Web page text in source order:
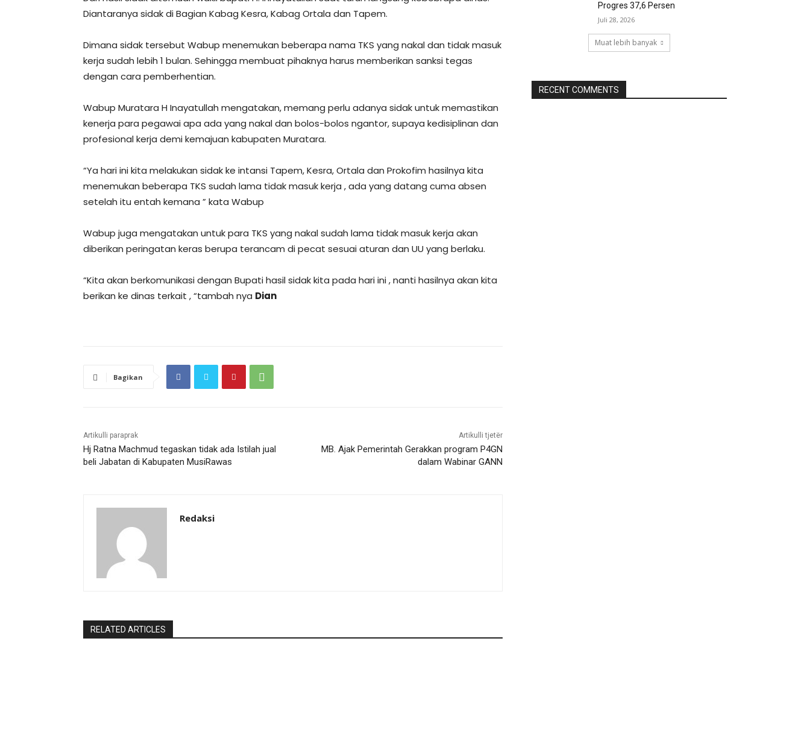
Diantaranya sidak di Bagian Kabag Kesra, Kabag Ortala dan Tapem.
Dimana sidak tersebut Wabup menemukan beberapa nama TKS yang nakal dan tidak masuk
kerja sudah lebih 1 bulan. Sehingga membuat pihaknya harus memberikan sanksi tegas
dengan cara pemberhentian.
Wabup Muratara H Inayatullah mengatakan, memang perlu adanya sidak untuk memastikan
kenerja para pegawai apa ada yang nakal dan bolos-bolos ngantor, supaya kedisiplinan dan
profesional kerja demi kemajuan kabupaten Muratara.
“Ya hari ini kita melakukan sidak ke intansi Tapem, Kesra, Ortala dan Prokofim hasilnya kita
menemukan beberapa TKS sudah lama tidak masuk kerja , ada yang datang cuma absen
setelah itu entah kemana ” kata Wabup
Wabup juga mengatakan untuk para TKS yang nakal sudah lama tidak masuk kerja akan
diberikan peringatan keras berupa terancam di pecat sesuai aturan dan UU yang berlaku.
“Kita akan berkomunikasi dengan Bupati hasil sidak kita pada hari ini , nanti hasilnya akan kita
berikan ke dinas terkait , “tambah nya Dian
Bagikan
Artikulli paraprak
Hj Ratna Machmud tegaskan tidak ada Istilah jual
beli Jabatan di Kabupaten MusiRawas
Artikulli tjetër
MB. Ajak Pemerintah Gerakkan program P4GN
dalam Wabinar GANN
Redaksi
RELATED ARTICLES
Progres 37,6 Persen
Juli 28, 2026
Muat lebih banyak
RECENT COMMENTS